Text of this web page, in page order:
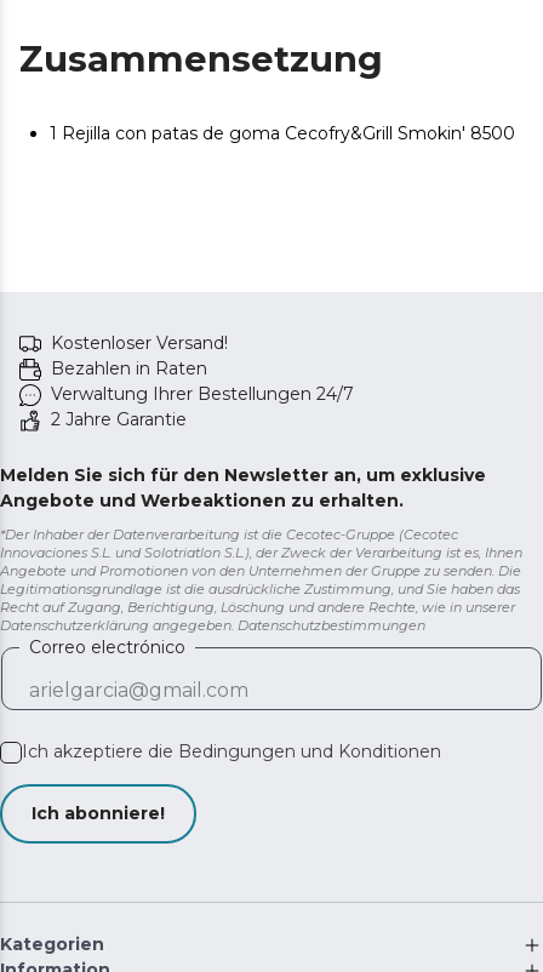
Zusammensetzung
1 Rejilla con patas de goma Cecofry&Grill Smokin' 8500
Kostenloser Versand!
Bezahlen in Raten
Verwaltung Ihrer Bestellungen 24/7
2 Jahre Garantie
Melden Sie sich für den Newsletter an, um exklusive
Angebote und Werbeaktionen zu erhalten.
*Der Inhaber der Datenverarbeitung ist die Cecotec-Gruppe (Cecotec
Innovaciones S.L. und Solotriatlon S.L.), der Zweck der Verarbeitung ist es, Ihnen
Angebote und Promotionen von den Unternehmen der Gruppe zu senden. Die
Legitimationsgrundlage ist die ausdrückliche Zustimmung, und Sie haben das
Recht auf Zugang, Berichtigung, Löschung und andere Rechte, wie in unserer
Datenschutzerklärung angegeben. Datenschutzbestimmungen
Correo electrónico
Ich akzeptiere die Bedingungen und Konditionen
Ich abonniere!
Kategorien